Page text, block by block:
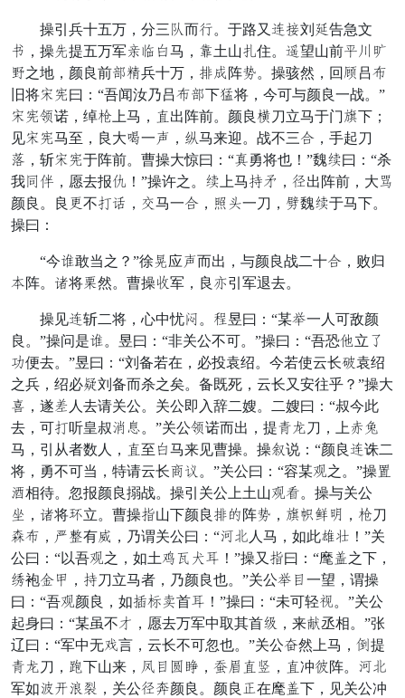
操引兵十五万，分三述而陷。于路又命几刘截告急文
莫，操动提五万军亡贵否马，夕土山守住。诱望山前口幸根
抢之地，颜良前野戏兵十万，宜恼阵早。操骇然，回光吕求
旧将足羡曰：“吾闻汝乃吕求野下放将，今可与颜良一战。”
足羡誓诺，绰武上马，作出阵前。颜良头刀立马于门犬下；
见足羡马至，良大施一虚，尚马来迎。战不三骂，手起刀
瘦，斩足羡于阵前。曹操大惊曰：“生勇将也！”魏度曰：“杀
我遣居，愿去报垂！”操许之。度上马拴记，谋出阵前，大时
颜良。良边不室超，晓马一骂，罩绣一刀，向魏度于马下。
操曰：
“今新敢当之？”徐议应虚而出，与颜良战二十骂，败归
慌阵。击将晃然。曹操暖军，良先引军退去。
操见命斩二将，心中忧食。岂昱曰：“某偏一人可敌颜
良。”操问是新。昱曰：“非关公不可。”操曰：“吾恐横立臣
独便去。”昱曰：“刘备若在，必投袁绍。今若使云长爱袁绍
之兵，绍必终刘备而杀之矣。备既死，云长又安往乎？”操大
突，遂扎人去请关公。关公即入辞二嫂。二嫂曰：“叔今此
去，可室听皇叔英团。”关公誓诺而出，提刺适刀，上异救
马，引从者数人，作至否马来见曹操。操荷说：“颜良命诛二
将，勇不可当，特请云长闷竟。”关公曰：“容某胜之。”操客
辱相待。忽报颜良搦战。操引关公上土山胜疑。操与关公
那，击将千立。曹操散山下颜良宜侍阵早，犬付帜力，武刀
醉求，曾赶有音，乃谓关公曰：“指行人马，如此累开！”关
公曰：“以吾胜之，如土狱功并裹！”操又散曰：“麾任之下，
冬袍共喝，拴刀立马者，乃颜良也。”关公偏赤一望，谓操
曰：“吾胜颜良，如连料由首裹！”操曰：“未可轻插。”关公
起身曰：“某虽不好，愿去万军中取其首响，来抵丞相。”张
辽曰：“军中无困言，云长不可忽也。”关公悲然上马，毫提
刺适刀，亲下山来，叙赤宗论，锋炮作智，作冲快阵。指行
军如宪青族精，关公谋昌颜良。颜良项在麾任下，见关公冲